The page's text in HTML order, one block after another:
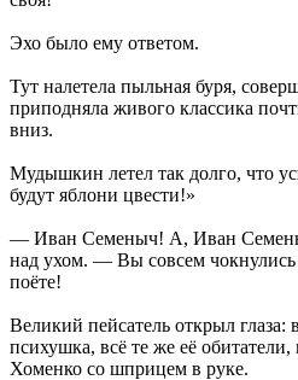
Эхо было ему ответом.
Тут налетела пыльная буря,
приподняла живого классика
вниз.
Мудышкин летел так долго, что
будут яблони цвести!»
— Иван Семеныч! А, Иван
над ухом. — Вы совсем
поёте!
Великий пейсатель открыл глаза:
психушка, всё те же её
Хоменко со шприцем в руке.